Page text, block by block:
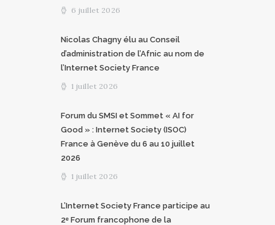
6 juillet 2026
Nicolas Chagny élu au Conseil
d’administration de l’Afnic au nom de
l’Internet Society France
1 juillet 2026
Forum du SMSI et Sommet « AI for
Good » : Internet Society (ISOC)
France à Genève du 6 au 10 juillet
2026
1 juillet 2026
L’Internet Society France participe au
2ᵉ Forum francophone de la